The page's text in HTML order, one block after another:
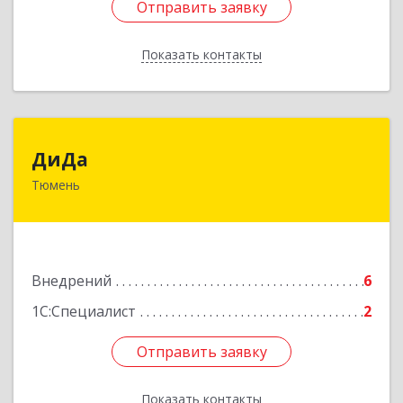
Отправить заявку
Показать контакты
Отправить заявку
Назад
ДиДа
Тюмень
Внедрений
6
1С:Специалист
2
Отправить заявку
Показать контакты
625007, Тюменская обл, Тюмень г, Широтная
Отправить заявку
Назад